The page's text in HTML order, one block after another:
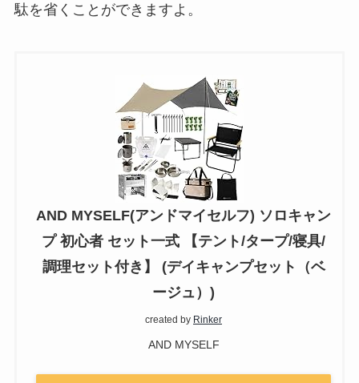
駄を省くことができますよ。
AND MYSELF(アンドマイセルフ) ソロキャン
プ 初心者 セット一式 【テント/タープ/寝具/
調理セット付き】 (デイキャンプセット（ベ
ージュ）)
created by Rinker
AND MYSELF